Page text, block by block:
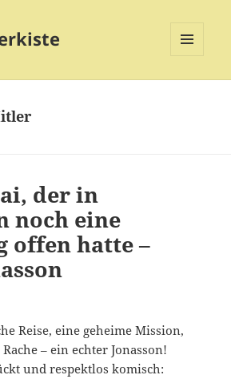
der in
noch eine
offen hatte –
Reise, eine geheime Mission,
– ein echter Jonasson!
und respektlos komisch: